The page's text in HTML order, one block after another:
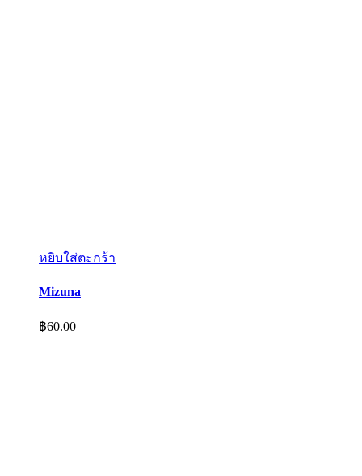
หยิบใส่ตะกร้า
Mizuna
฿60.00